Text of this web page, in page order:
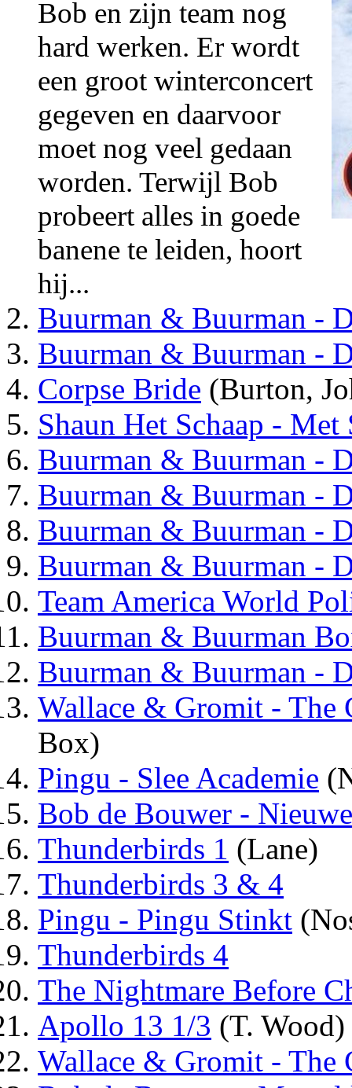
Bob en zijn team nog
hard werken. Er wordt
een groot winterconcert
gegeven en daarvoor
moet nog veel gedaan
worden. Terwijl Bob
probeert alles in goede
banene te leiden, hoort
hij...
Buurman & Buurman -
Buurman & Buurman -
Corpse Bride (Burton,
Shaun Het Schaap - Met
Buurman & Buurman -
Buurman & Buurman -
Buurman & Buurman -
Buurman & Buurman -
Team America World
Buurman & Buurman
Buurman & Buurman -
Wallace & Gromit - The
Box)
Pingu - Slee Academie
Bob de Bouwer -
Thunderbirds 1 (Lane)
Thunderbirds 3 & 4
Pingu - Pingu Stinkt
Thunderbirds 4
The Nightmare Before
Apollo 13 1/3 (T. Wood)
Wallace & Gromit - The